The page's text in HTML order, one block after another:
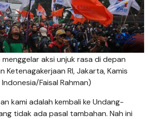
aksi unjuk rasa di depan
Ketenagakerjaan RI, Jakarta, Kamis
Faisal Rahman)
kami adalah kembali ke Undang-
tidak ada pasal tambahan. Nah ini